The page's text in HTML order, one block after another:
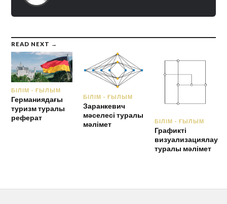
READ NEXT →
БІЛІМ - ҒЫЛЫМ
Германиядағы
туризм туралы
реферат
БІЛІМ - ҒЫЛЫМ
Заранкевич
мәселесі туралы
мәлімет
БІЛІМ - ҒЫЛЫМ
Графикті
визуализациялау
туралы мәлімет